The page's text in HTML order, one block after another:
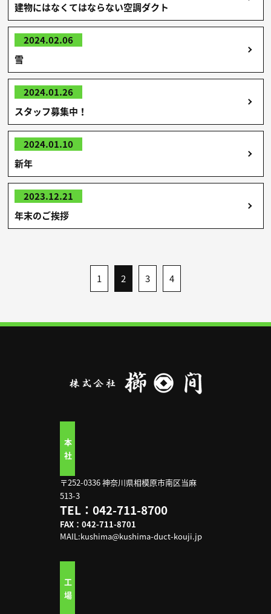
建物にはなくてはならない空調ダクト
2024.02.06
雪
2024.01.26
スタッフ募集中！
2024.01.10
新年
2023.12.21
年末のご挨拶
1 2 3 4
本
社
〒252-0336 神奈川県相模原市南区当麻
513-3
TEL：042-711-8700
FAX：042-711-8701
MAIL:kushima@kushima-duct-kouji.jp
工
場